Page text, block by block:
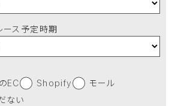
ース予定時期
EC Shopify
モール
ない